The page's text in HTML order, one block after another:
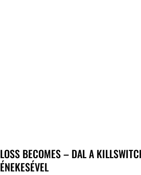
LOSS BECOMES – DAL A
ÉNEKESÉVEL